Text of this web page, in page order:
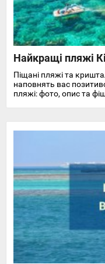
Найкращі пляжі
Піщані пляжі та
наповнять вас
пляжі: фото, опис та